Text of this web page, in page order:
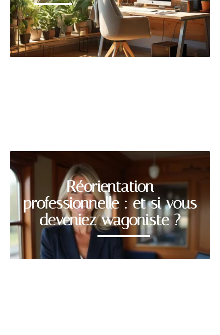
Réorientation
professionnelle : et si vous
deveniez wagoniste ?